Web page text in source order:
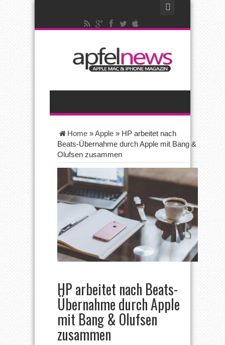
Home »Apple » HP arbeitet nach
Beats-Übernahme durch Apple mit Bang &
Olufsen zusammen
HP arbeitet nach Beats-
Übernahme durch Apple
mit Bang & Olufsen
zusammen